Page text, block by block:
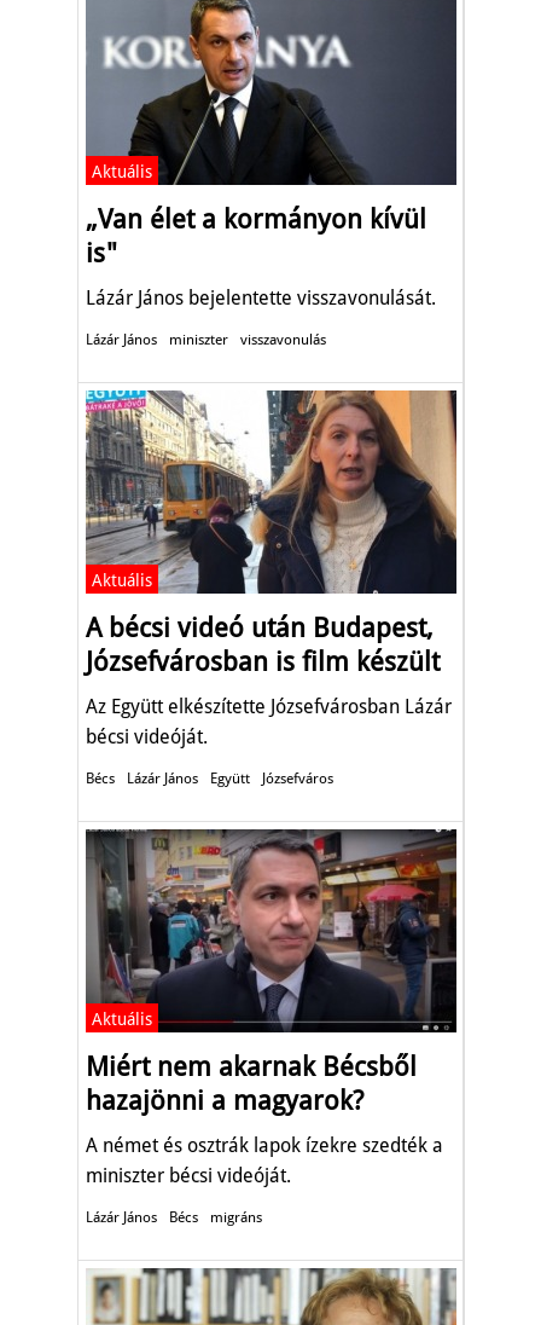
Aktuális
„Van élet a kormányon kívül
is"
Lázár János bejelentette visszavonulását.
Lázár János miniszter visszavonulás
Aktuális
A bécsi videó után Budapest,
Józsefvárosban is film készült
Az Együtt elkészítette Józsefvárosban Lázár
bécsi videóját.
Bécs Lázár János Együtt Józsefváros
Aktuális
Miért nem akarnak Bécsből
hazajönni a magyarok?
A német és osztrák lapok ízekre szedték a
miniszter bécsi videóját.
Lázár János Bécs migráns